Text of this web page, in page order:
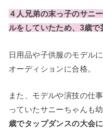
４人兄弟の末っ子のサニ
ルをしていたため、3歳で
日用品や子供服のモデル
オーディションに合格。
また、モデルや演技の仕
っていたサニーちゃんも
歳でタップダンスの大会に